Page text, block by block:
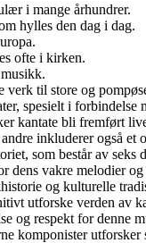
i mange århundrer.
hylles den dag i dag.
ofte i kirken.
verk til store og
spesielt i forbindelse
kantate bli fremført
inkluderer også et
som består av seks
dens vakre melodier og
og kulturelle
utforske verden av
og respekt for denne
komponister utforsker